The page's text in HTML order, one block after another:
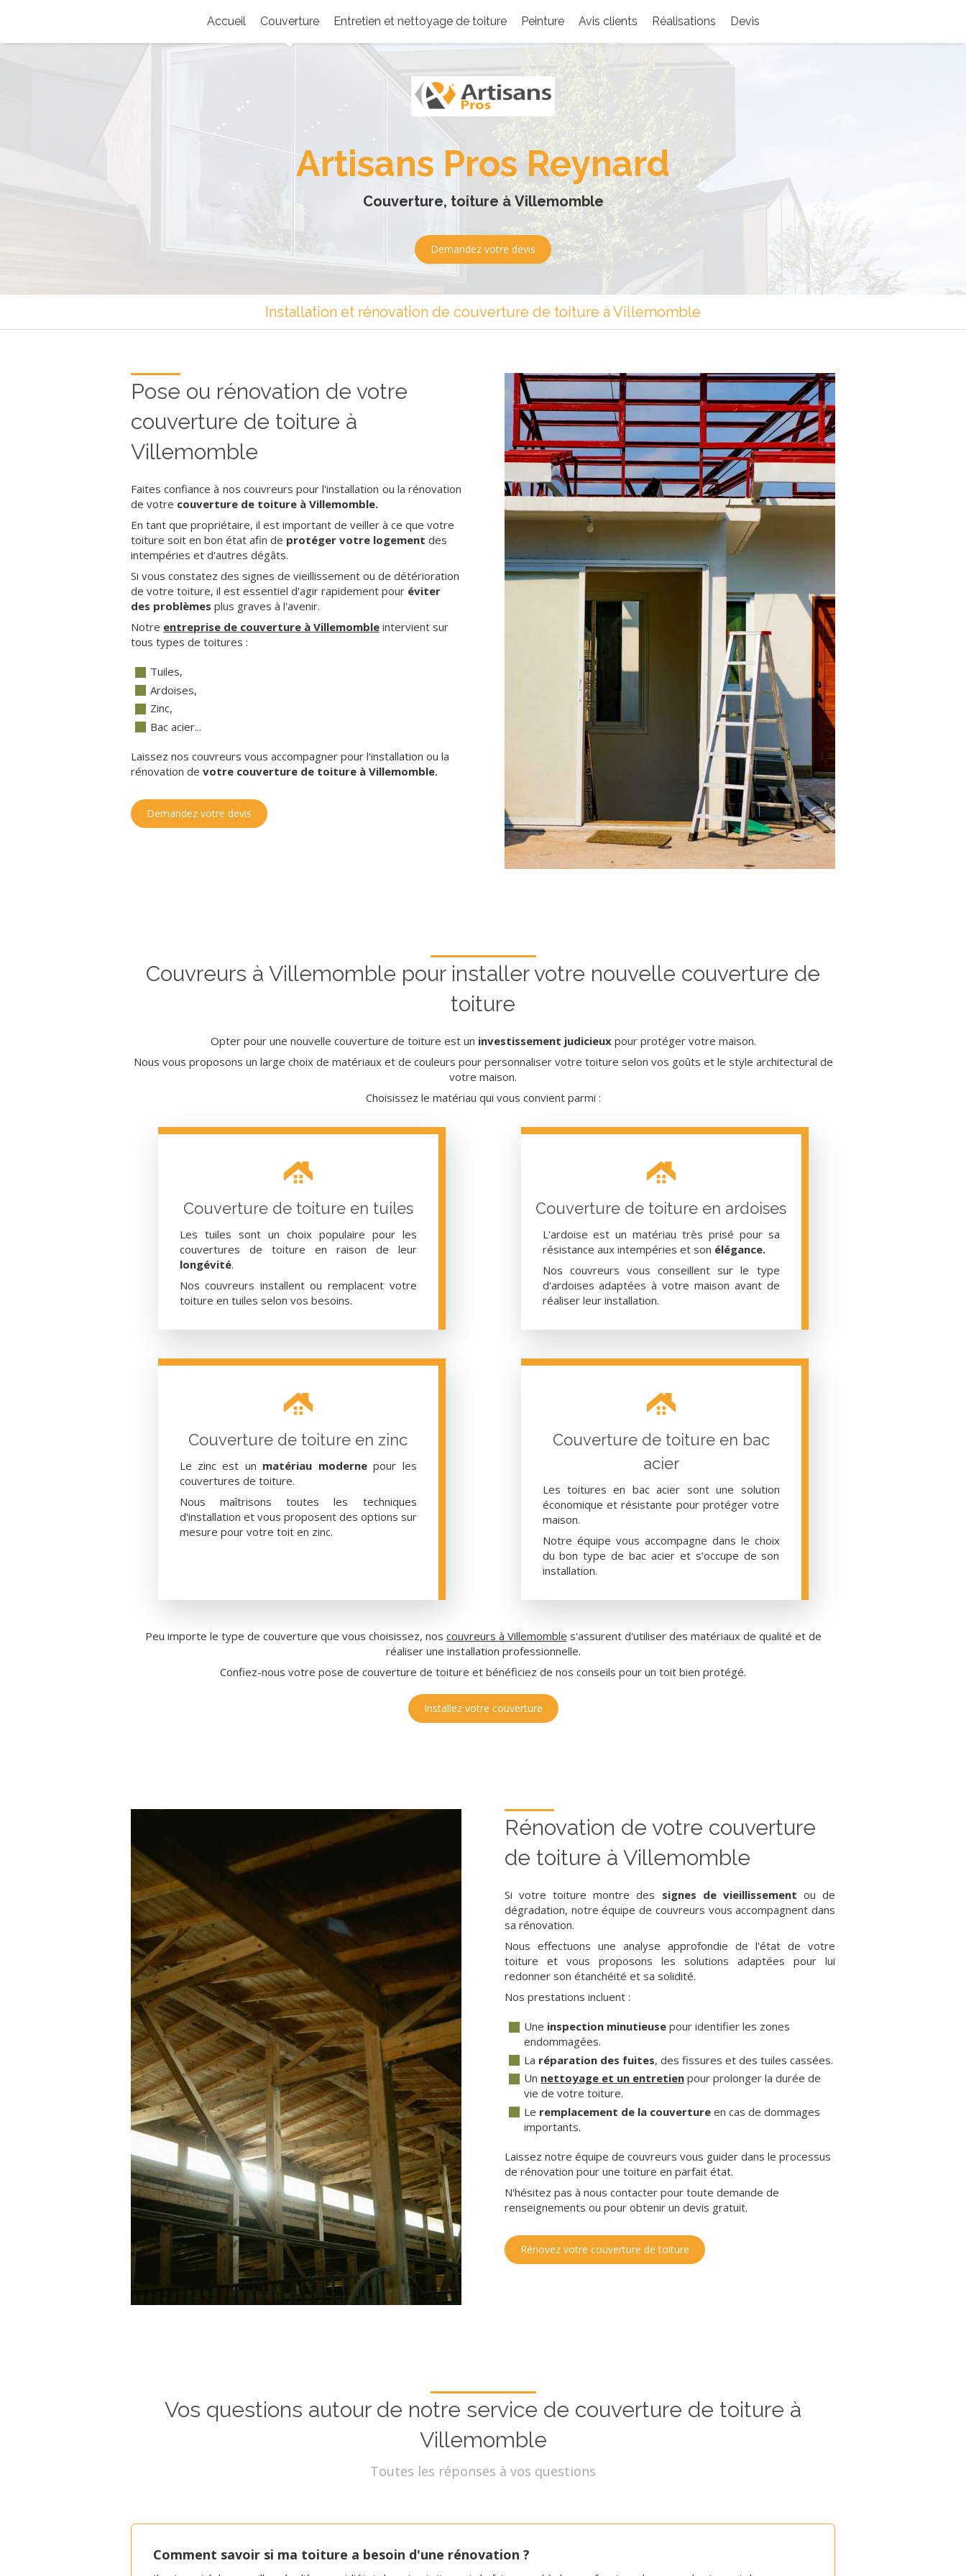
Accueil Couverture Entretien et nettoyage de toiture Peinture Avis clients Réalisations Devis
Artisans Pros Reynard
Couverture, toiture à Villemomble
Demandez votre devis
Installation et rénovation de couverture de toiture à Villemomble
Pose ou rénovation de votre
couverture de toiture à
Villemomble
Faites confiance à nos couvreurs pour l'installation ou la rénovation
de votre couverture de toiture à Villemomble.
En tant que propriétaire, il est important de veiller à ce que votre
toiture soit en bon état afin de protéger votre logement des
intempéries et d'autres dégâts.
Si vous constatez des signes de vieillissement ou de détérioration
de votre toiture, il est essentiel d'agir rapidement pour éviter
des problèmes plus graves à l'avenir.
Notre entreprise de couverture à Villemomble intervient sur
tous types de toitures :
Tuiles,
Ardoises,
Zinc,
Bac acier...
Laissez nos couvreurs vous accompagner pour l'installation ou la
rénovation de votre couverture de toiture à Villemomble.
Demandez votre devis
Couvreurs à Villemomble pour installer votre nouvelle couverture de
toiture
Opter pour une nouvelle couverture de toiture est un investissement judicieuxpour protéger votre maison.
Nous vous proposons un large choix de matériaux et de couleurs pour personnaliser votre toiture selon vos goûts et le style architectural de
votre maison.
Choisissez le matériau qui vous convient parmi :
Couverture de toiture en tuiles
Les tuiles sont un choix populaire pour les
couvertures de toiture en raison de leur
longévité.
Nos couvreurs installent ou remplacent votre
toiture en tuiles selon vos besoins.
Couverture de toiture en ardoises
L'ardoise est un matériau très prisé pour sa
résistance aux intempéries et son élégance.
Nos couvreurs vous conseillent sur le type
d'ardoises adaptées à votre maison avant de
réaliser leur installation.
Couverture de toiture en zinc
Le zinc est un matériau modernepour les
couvertures de toiture.
Nous maîtrisons toutes les techniques
d'installation et vous proposent des options sur
mesure pour votre toit en zinc.
Couverture de toiture en bac
acier
Les toitures en bac acier sont une solution
économique et résistante pour protéger votre
maison.
Notre équipe vous accompagne dans le choix
du bon type de bac acier et s’occupe de son
installation.
Peu importe le type de couverture que vous choisissez, nos couvreurs à Villemomble s'assurent d'utiliser des matériaux de qualité et de
réaliser une installation professionnelle.
Confiez-nous votre pose de couverture de toiture et bénéficiez de nos conseils pour un toit bien protégé.
Installez votre couverture
Rénovation de votre couverture
de toiture à Villemomble
Si votre toiture montre des signes de vieillissement ou de
dégradation, notre équipe de couvreurs vous accompagnent dans
sa rénovation.
Nous effectuons une analyse approfondie de l'état de votre
toiture et vous proposons les solutions adaptées pour lui
redonner son étanchéité et sa solidité.
Nos prestations incluent :
Une inspection minutieuse pour identifier les zones
endommagées.
La réparation des fuites, des fissures et des tuiles cassées.
Un nettoyage et un entretien pour prolonger la durée de
vie de votre toiture.
Le remplacement de la couverture en cas de dommages
importants.
Laissez notre équipe de couvreurs vous guider dans le processus
de rénovation pour une toiture en parfait état.
N'hésitez pas à nous contacter pour toute demande de
renseignements ou pour obtenir un devis gratuit.
Rénovez votre couverture de toiture
Vos questions autour de notre service de couverture de toiture à
Villemomble
Toutes les réponses à vos questions
Comment savoir si ma toiture a besoin d'une rénovation ?